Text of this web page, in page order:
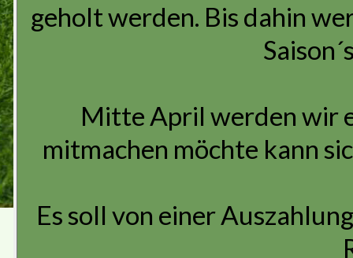
geholt werden. Bis dahin
Mitte April werden wir
mitmachen möchte kann
Es soll von einer